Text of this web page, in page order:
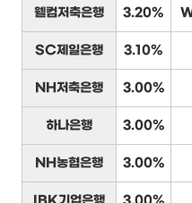
웰컴저축은행 3.20%
SC제일은행 3.10%
NH저축은행 3.00%
하나은행 3.00%
NH농협은행 3.00%